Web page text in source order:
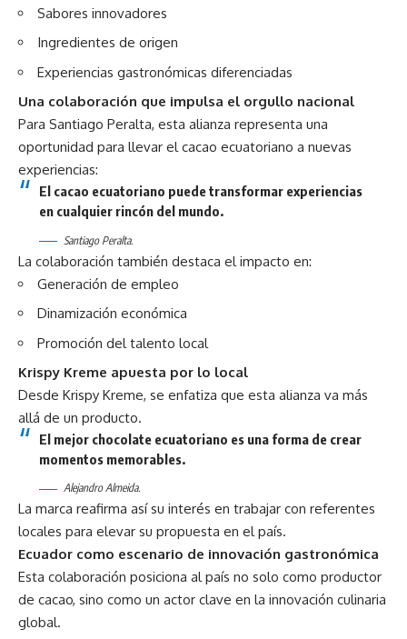
Sabores innovadores
Ingredientes de origen
Experiencias gastronómicas diferenciadas
Una colaboración que impulsa el orgullo nacional
Para Santiago Peralta, esta alianza representa una
oportunidad para llevar el cacao ecuatoriano a nuevas
experiencias:
El cacao ecuatoriano puede transformar experiencias
en cualquier rincón del mundo.
Santiago Peralta.
La colaboración también destaca el impacto en:
Generación de empleo
Dinamización económica
Promoción del talento local
Krispy Kreme apuesta por lo local
Desde Krispy Kreme, se enfatiza que esta alianza va más
allá de un producto.
El mejor chocolate ecuatoriano es una forma de crear
momentos memorables.
Alejandro Almeida.
La marca reafirma así su interés en trabajar con referentes
locales para elevar su propuesta en el país.
Ecuador como escenario de innovación gastronómica
Esta colaboración posiciona al país no solo como productor
de cacao, sino como un actor clave en la innovación culinaria
global.